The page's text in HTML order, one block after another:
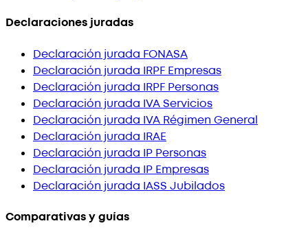
Declaraciones juradas
Declaración jurada FONASA
Declaración jurada IRPF Empresas
Declaración jurada IRPF Personas
Declaración jurada IVA Servicios
Declaración jurada IVA Régimen General
Declaración jurada IRAE
Declaración jurada IP Personas
Declaración jurada IP Empresas
Declaración jurada IASS Jubilados
Comparativas y guías